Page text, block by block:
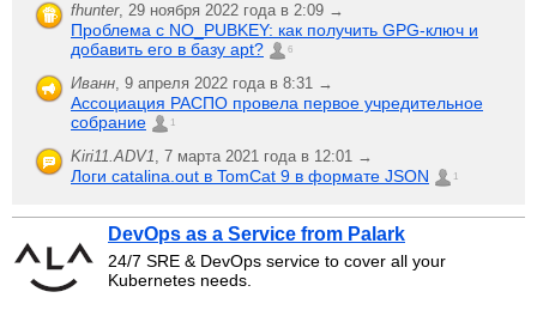
fhunter, 29 ноября 2022 года в 2:09 →
Проблема с NO_PUBKEY: как получить GPG-ключ и
добавить его в базу apt?
6
Иванн, 9 апреля 2022 года в 8:31 →
Ассоциация РАСПО провела первое учредительное
собрание
1
Kiri11.ADV1, 7 марта 2021 года в 12:01 →
Логи catalina.out в TomCat 9 в формате JSON 1
DevOps as a Service from Palark
24/7 SRE & DevOps service to cover all your
Kubernetes needs.